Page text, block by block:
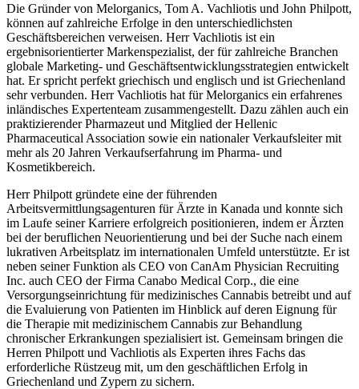
Die Gründer von Melorganics, Tom A. Vachliotis und John Philpott,
können auf zahlreiche Erfolge in den unterschiedlichsten
Geschäftsbereichen verweisen. Herr Vachliotis ist ein
ergebnisorientierter Markenspezialist, der für zahlreiche Branchen
globale Marketing- und Geschäftsentwicklungsstrategien entwickelt
hat. Er spricht perfekt griechisch und englisch und ist Griechenland
sehr verbunden. Herr Vachliotis hat für Melorganics ein erfahrenes
inländisches Expertenteam zusammengestellt. Dazu zählen auch ein
praktizierender Pharmazeut und Mitglied der Hellenic
Pharmaceutical Association sowie ein nationaler Verkaufsleiter mit
mehr als 20 Jahren Verkaufserfahrung im Pharma- und
Kosmetikbereich.
Herr Philpott gründete eine der führenden
Arbeitsvermittlungsagenturen für Ärzte in Kanada und konnte sich
im Laufe seiner Karriere erfolgreich positionieren, indem er Ärzten
bei der beruflichen Neuorientierung und bei der Suche nach einem
lukrativen Arbeitsplatz im internationalen Umfeld unterstützte. Er ist
neben seiner Funktion als CEO von CanAm Physician Recruiting
Inc. auch CEO der Firma Canabo Medical Corp., die eine
Versorgungseinrichtung für medizinisches Cannabis betreibt und auf
die Evaluierung von Patienten im Hinblick auf deren Eignung für
die Therapie mit medizinischem Cannabis zur Behandlung
chronischer Erkrankungen spezialisiert ist. Gemeinsam bringen die
Herren Philpott und Vachliotis als Experten ihres Fachs das
erforderliche Rüstzeug mit, um den geschäftlichen Erfolg in
Griechenland und Zypern zu sichern.